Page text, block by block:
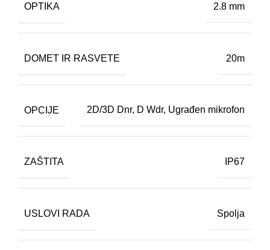
OPTIKA 2.8 mm
DOMET IR RASVETE 20m
OPCIJE 2D/3D Dnr, D Wdr, Ugrađen mikrofon
ZAŠTITA IP67
USLOVI RADA Spolja